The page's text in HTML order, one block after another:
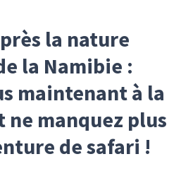
belles plages de
eau turquoise
les couleurs à
devant sa toile
!!! et
beauté
la nature
la Namibie :
maintenant à la
manquez plus
de safari !